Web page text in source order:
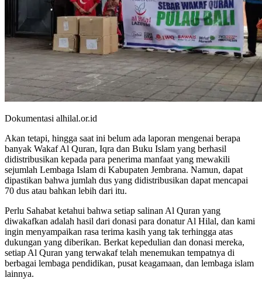
Dokumentasi alhilal.or.id
Akan tetapi, hingga saat ini belum ada laporan mengenai berapa
banyak Wakaf Al Quran, Iqra dan Buku Islam yang berhasil
didistribusikan kepada para penerima manfaat yang mewakili
sejumlah Lembaga Islam di Kabupaten Jembrana. Namun, dapat
dipastikan bahwa jumlah dus yang didistribusikan dapat mencapai
70 dus atau bahkan lebih dari itu.
Perlu Sahabat ketahui bahwa setiap salinan Al Quran yang
diwakafkan adalah hasil dari donasi para donatur Al Hilal, dan kami
ingin menyampaikan rasa terima kasih yang tak terhingga atas
dukungan yang diberikan. Berkat kepedulian dan donasi mereka,
setiap Al Quran yang terwakaf telah menemukan tempatnya di
berbagai lembaga pendidikan, pusat keagamaan, dan lembaga islam
lainnya.